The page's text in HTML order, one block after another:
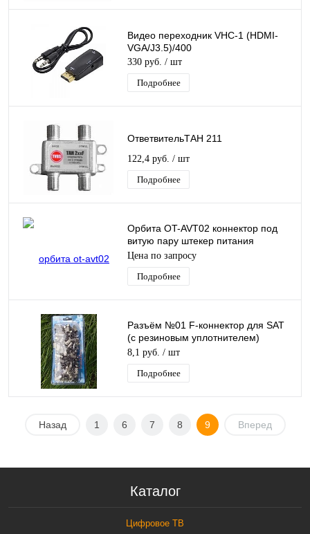
Видео переходник VHC-1 (HDMI-
VGA/J3.5)/400
330 руб. / шт
Подробнее
ОтветвительТАН 211
122,4 руб. / шт
Подробнее
Орбита OT-AVT02 коннектор под
витую пару штекер питания
(УПАКОВКА 100шт)
Цена по запросу
Подробнее
Разъём №01 F-коннектор для SAT
(с резиновым уплотнителем)
Run&Teng (блистер 100 шт)
8,1 руб. / шт
Подробнее
Назад 1 6 7 8 9 Вперед
Каталог
Цифровое ТВ